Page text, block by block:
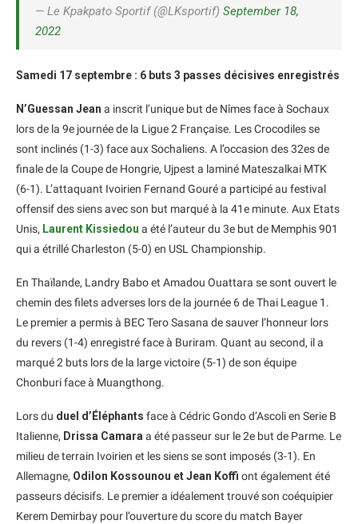
— Le Kpakpato Sportif (@LKsportif) September 18,
2022
Samedi 17 septembre : 6 buts 3 passes décisives enregistrés
N’Guessan Jean a inscrit l’unique but de Nîmes face à Sochaux
lors de la 9e journée de la Ligue 2 Française. Les Crocodiles se
sont inclinés (1-3) face aux Sochaliens. A l’occasion des 32es de
finale de la Coupe de Hongrie, Ujpest a laminé Mateszalkai MTK
(6-1). L’attaquant Ivoirien Fernand Gouré a participé au festival
offensif des siens avec son but marqué à la 41e minute. Aux Etats
Unis, Laurent Kissiedou a été l’auteur du 3e but de Memphis 901
qui a étrillé Charleston (5-0) en USL Championship.
En Thaïlande, Landry Babo et Amadou Ouattara se sont ouvert le
chemin des filets adverses lors de la journée 6 de Thai League 1.
Le premier a permis à BEC Tero Sasana de sauver l’honneur lors
du revers (1-4) enregistré face à Buriram. Quant au second, il a
marqué 2 buts lors de la large victoire (5-1) de son équipe
Chonburi face à Muangthong.
Lors du duel d’Éléphants face à Cédric Gondo d’Ascoli en Serie B
Italienne, Drissa Camaraa été passeur sur le 2e but de Parme. Le
milieu de terrain Ivoirien et les siens se sont imposés (3-1). En
Allemagne, Odilon Kossounou et Jean Koffi ont également été
passeurs décisifs. Le premier a idéalement trouvé son coéquipier
Kerem Demirbay pour l’ouverture du score du match Bayer